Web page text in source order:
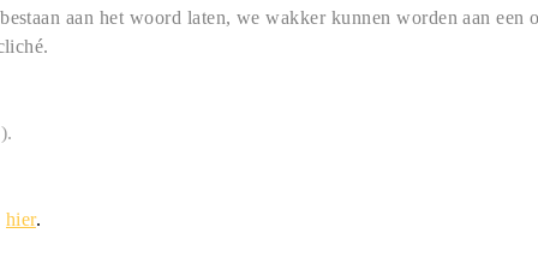
aan het woord laten, we wakker kunnen worden aan een
hier.